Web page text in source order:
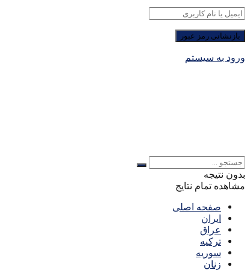
ورود به سیستم
بدون نتیجه
مشاهده تمام نتایج
صفحه اصلی
ایران
عراق
ترکیه
سوریه
زنان